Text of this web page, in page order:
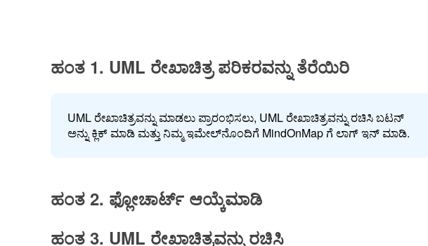
ಹಂತ 1. UML ರೇಖಾಚಿತ್ರ ಪರಿಕರವನ್ನು ತೆರೆಯಿರಿ
UML ರೇಖಾಚಿತ್ರವನ್ನು ಮಾಡಲು ಪ್ರಾರಂಭಿಸಲು, UML ರೇಖಾಚಿತ್ರವನ್ನು ರಚಿಸಿ ಬಟನ್
ಅನ್ನು ಕ್ಲಿಕ್ ಮಾಡಿ ಮತ್ತು ನಿಮ್ಮ ಇಮೇಲ್‌ನೊಂದಿಗೆ MindOnMap ಗೆ ಲಾಗ್ ಇನ್ ಮಾಡಿ.
ಹಂತ 2. ಫ್ಲೋಚಾರ್ಟ್ ಆಯ್ಕೆಮಾಡಿ
ಹಂತ 3. UML ರೇಖಾಚಿತ್ರವನ್ನು ರಚಿಸಿ